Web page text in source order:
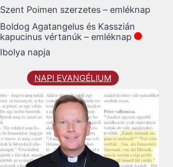
Szent Poimen szerzetes – emléknap
Boldog Agatangelus és Kasszián
kapucinus vértanúk – emléknap
Ibolya napja
NAPI EVANGÉLIUM